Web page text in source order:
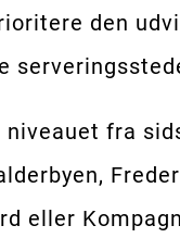
den
fra
eller